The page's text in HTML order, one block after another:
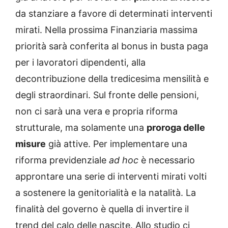
da stanziare a favore di determinati interventi
mirati. Nella prossima Finanziaria massima
priorità sarà conferita al bonus in busta paga
per i lavoratori dipendenti, alla
decontribuzione della tredicesima mensilità e
degli straordinari. Sul fronte delle pensioni,
non ci sarà una vera e propria riforma
strutturale, ma solamente una proroga delle
misure già attive. Per implementare una
riforma previdenziale ad hoc è necessario
approntare una serie di interventi mirati volti
a sostenere la genitorialità e la natalità. La
finalità del governo è quella di invertire il
trend del calo delle nascite. Allo studio ci